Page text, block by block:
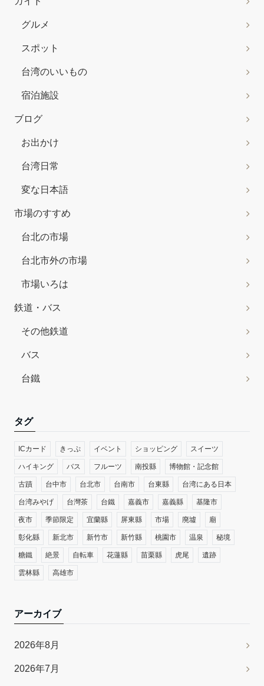
グルメ
スポット
台湾のいいもの
宿泊施設
ブログ
お出かけ
台湾日常
変な日本語
市場のすすめ
台北の市場
台北市外の市場
市場いろは
鉄道・バス
その他鉄道
バス
台鐵
タグ
ICカード きっぷ イベント ショッピング スイーツ
ハイキング バス フルーツ 南投縣 博物館・記念館
古蹟 台中市 台北市 台南市 台東縣 台湾にある日本
台湾みやげ 台灣茶 台鐵 嘉義市 嘉義縣 基隆市
夜市 季節限定 宜蘭縣 屏東縣 市場 廃墟 廟
彰化縣 新北市 新竹市 新竹縣 桃園市 温泉 秘境
糖鐵 絶景 自転車 花蓮縣 苗栗縣 虎尾 遺跡
雲林縣 高雄市
アーカイブ
2026年8月
2026年7月